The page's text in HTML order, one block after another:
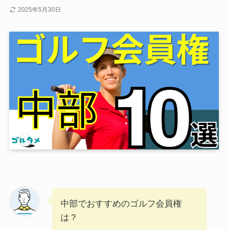
2025年5月30日
中部でおすすめのゴルフ会員権
は？